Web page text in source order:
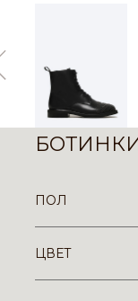
БОТИНКИ
ПОЛ
ЦВЕТ